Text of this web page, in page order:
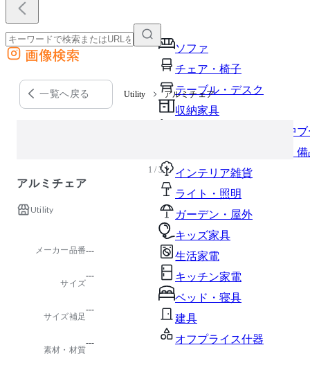
ソファ
チェア・椅子
テーブル・デスク
収納家具
パーソナルブース・集中
オフィスアクセサリー・
インテリア雑貨
ライト・照明
ガーデン・屋外
キッズ家具
生活家電
キッチン家電
ベッド・寝具
建具
オフプライス什器
外部サイトの商品をカートに追加
他のサイトで見つけた商品ページのURLを貼り付けて、カートに追加できます
画像検索
一覧へ戻る Utility アルミチェア
1 / 3
アルミチェア
Utility
メーカー品番---
サイズ
---
サイズ補足
---
素材・材質
---